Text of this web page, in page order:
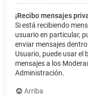
¡Recibo mensajes
Si está recibiendo
usuario en particular,
enviar mensajes
Usuario, puede usar
mensajes a los
Administración.
Arriba